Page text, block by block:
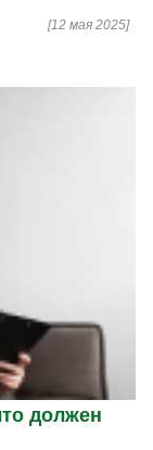
[12 мая 2025]
должен